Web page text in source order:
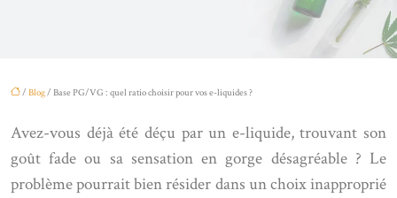
/ Blog/ Base PG/VG : quel ratio choisir pour vos e-liquides ?
Avez-vous déjà été déçu par un e-liquide, trouvant son
goût fade ou sa sensation en gorge désagréable ? Le
problème pourrait bien résider dans un choix inapproprié